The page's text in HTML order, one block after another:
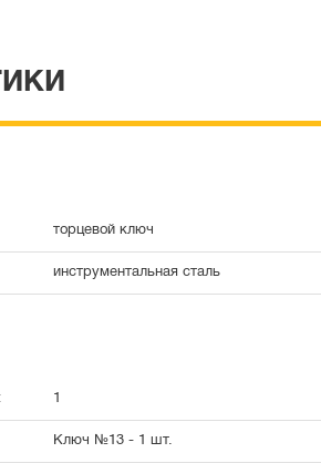
торцевой ключ
инструментальная сталь
Ключ №13 - 1 шт.